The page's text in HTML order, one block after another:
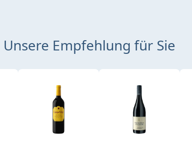
Unsere Empfehlung für Sie